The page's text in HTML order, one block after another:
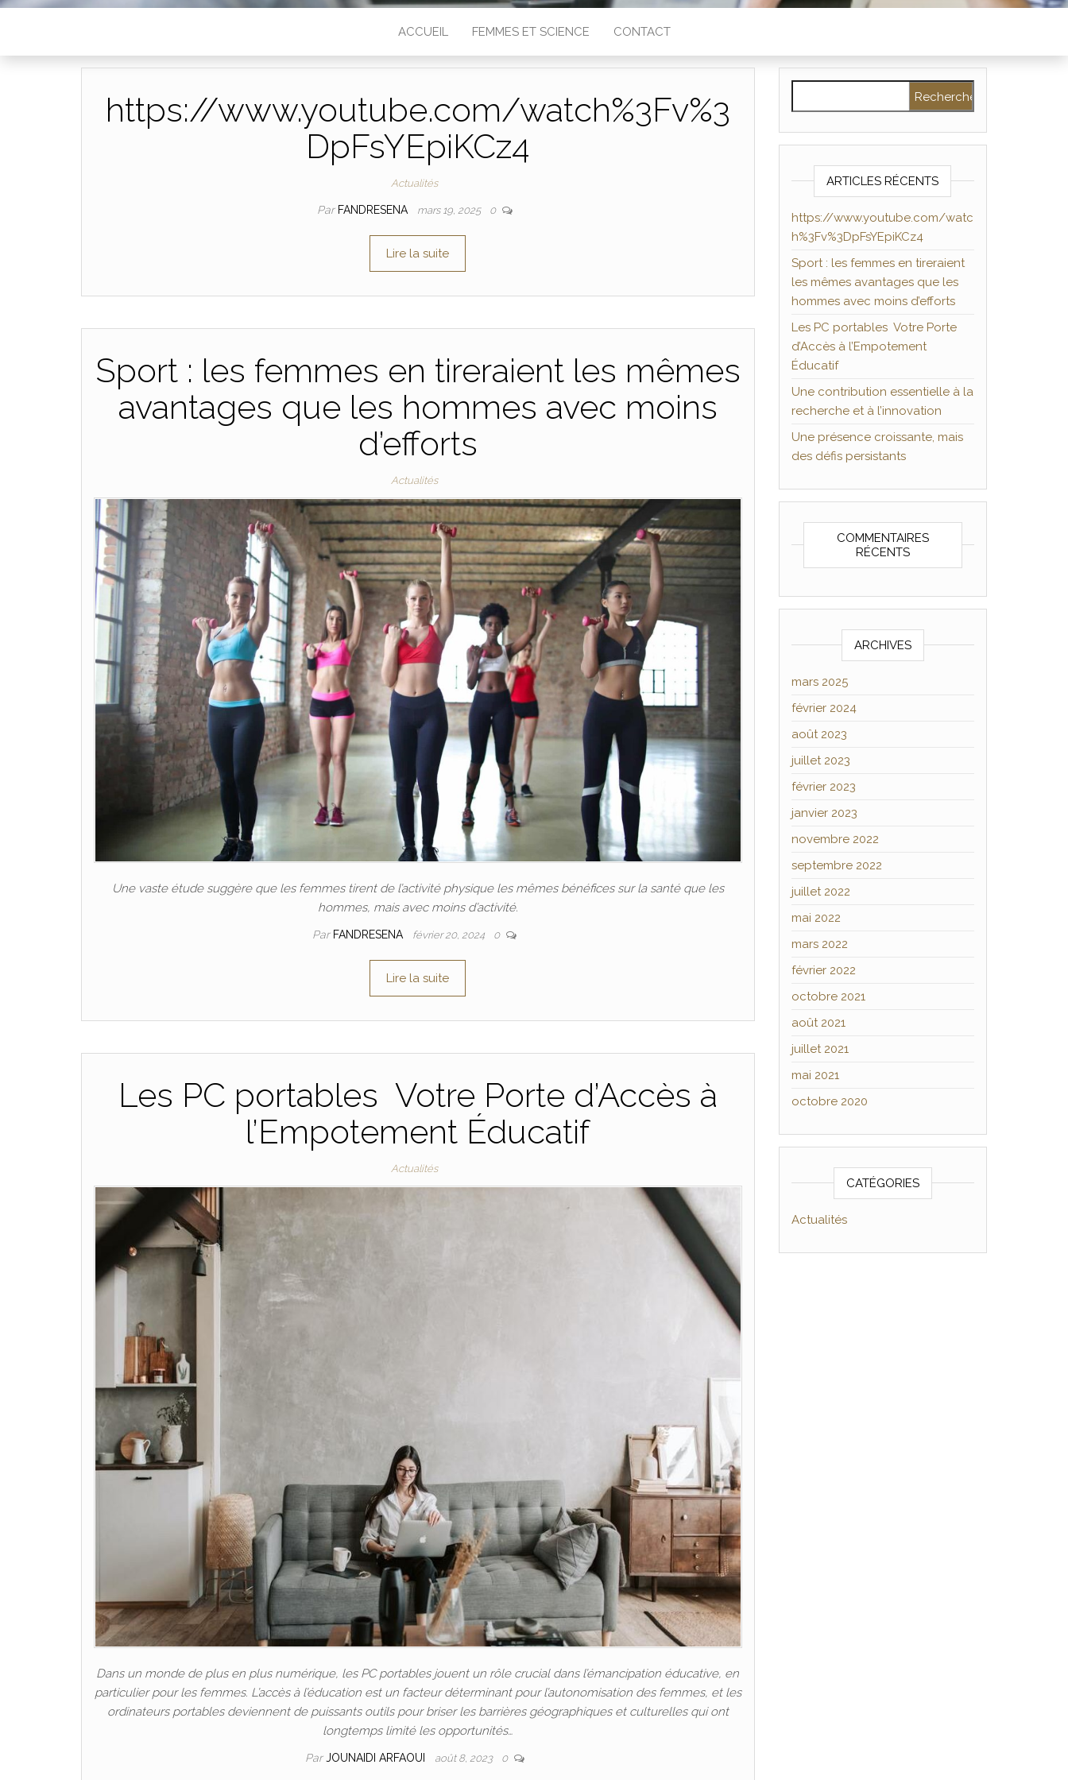
ACCUEIL FEMMES ET SCIENCE CONTACT
https://www.youtube.com/watch%3Fv%3
DpFsYEpiKCz4
Actualités
Par FANDRESENA mars 19, 2025 0
Lire la suite
Sport : les femmes en tireraient les mêmes
avantages que les hommes avec moins
d’efforts
Actualités
Une vaste étude suggère que les femmes tirent de l’activité physique les mêmes bénéfices sur la santé que les
hommes, mais avec moins d’activité.
Par FANDRESENA février 20, 2024 0
Lire la suite
Les PC portables Votre Porte d’Accès à
l’Empotement Éducatif
Actualités
Dans un monde de plus en plus numérique, les PC portables jouent un rôle crucial dans l’émancipation éducative, en
particulier pour les femmes. L’accès à l’éducation est un facteur déterminant pour l’autonomisation des femmes, et les
ordinateurs portables deviennent de puissants outils pour briser les barrières géographiques et culturelles qui ont
longtemps limité les opportunités…
ParJOUNAIDI ARFAOUI août 8, 2023 0
ARTICLES RÉCENTS
https://www.youtube.com/watc
h%3Fv%3DpFsYEpiKCz4
Sport : les femmes en tireraient
les mêmes avantages que les
hommes avec moins d’efforts
Les PC portables Votre Porte
d’Accès à l’Empotement
Éducatif
Une contribution essentielle à la
recherche et à l’innovation
Une présence croissante, mais
des défis persistants
COMMENTAIRES
RÉCENTS
ARCHIVES
mars 2025
février 2024
août 2023
juillet 2023
février 2023
janvier 2023
novembre 2022
septembre 2022
juillet 2022
mai 2022
mars 2022
février 2022
octobre 2021
août 2021
juillet 2021
mai 2021
octobre 2020
CATÉGORIES
Actualités